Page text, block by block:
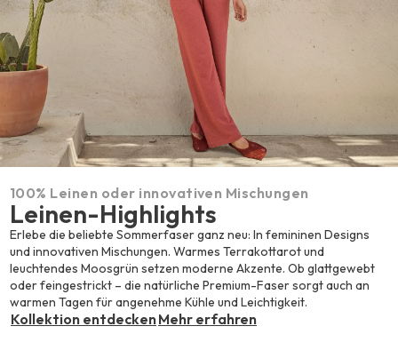
100% Leinen oder innovativen Mischungen
Leinen-Highlights
Erlebe die beliebte Sommerfaser ganz neu: In femininen Designs
und innovativen Mischungen. Warmes Terrakottarot und
leuchtendes Moosgrün setzen moderne Akzente. Ob glattgewebt
oder feingestrickt – die natürliche Premium-Faser sorgt auch an
warmen Tagen für angenehme Kühle und Leichtigkeit.
Kollektion entdeckenMehr erfahren